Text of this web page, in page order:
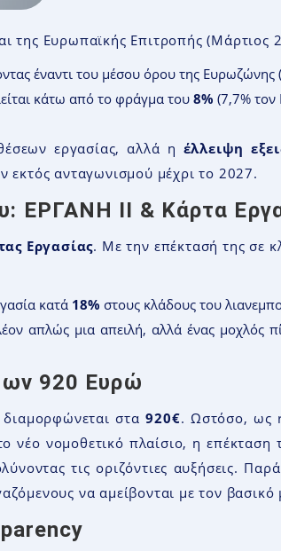
της Ευρωπαϊκής Επιτροπής (Μάρτιος
έναντι του μέσου όρου της Ευρωζώνης
κάτω από το φράγμα του8% (7,7% τον
εργασίας, αλλά η έλλειψη
εκτός ανταγωνισμού μέχρι το 2027.
ΕΡΓΑΝΗ ΙΙ & Κάρτα
Εργασίας. Με την επέκτασή της σε
κατά 18% στους κλάδους του
απλώς μια απειλή, αλλά ένας μοχλός
920 Ευρώ
στα920€. Ωστόσο, ως
νέο νομοθετικό πλαίσιο, η
τις οριζόντιες αυξήσεις.
να αμείβονται με τον βασικό